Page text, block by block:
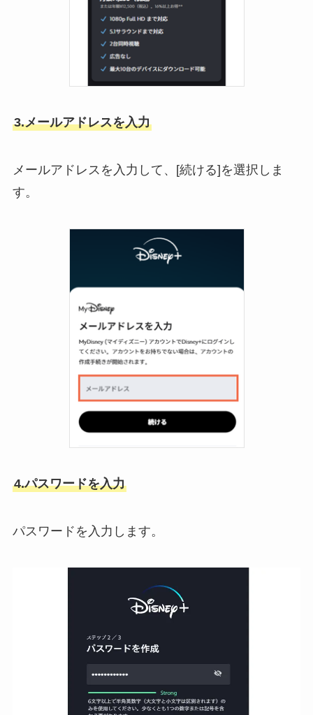
3.メールアドレスを入力
メールアドレスを入力して、[続ける]を選択しま
す。
4.パスワードを入力
パスワードを入力します。